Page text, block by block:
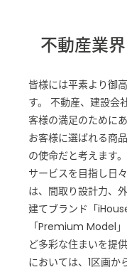
不動産業
皆様には平素より御
す。 不動産、建設会
客様の満足のために
お客様に選ばれる商
の使命だと考えます
サービスを目指し日
は、間取り設計力、
建てブランド「
「Premium Model
ど多彩な住まいを提
においては、1区画